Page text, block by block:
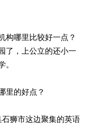
构哪里比较好一点？
了，上公立的还小一
。
里的好点？
狮市这边聚集的英语